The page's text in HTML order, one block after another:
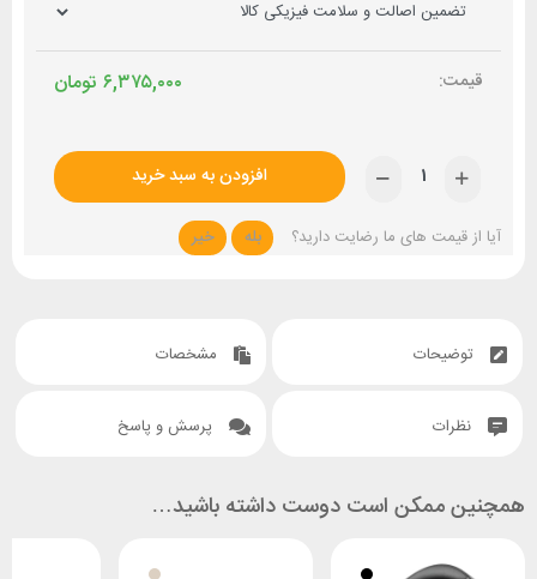
تومان ۶,۳۷۵,۰۰۰
افزودن به سبد خرید
آیا از قیمت های ما رضایت دارید؟ بله خیر
توضیحات مشخصات
نظرات پرسش و پاسخ
همچنین ممکن است دوست داشته باشید…